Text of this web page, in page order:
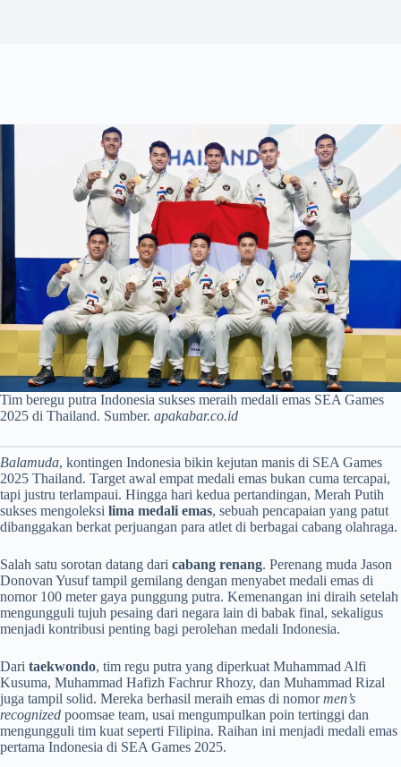
Tim beregu putra Indonesia sukses meraih medali emas SEA Games
2025 di Thailand. Sumber. apakabar.co.id
Balamuda, kontingen Indonesia bikin kejutan manis di SEA Games
2025 Thailand. Target awal empat medali emas bukan cuma tercapai,
tapi justru terlampaui. Hingga hari kedua pertandingan, Merah Putih
sukses mengoleksi lima medali emas, sebuah pencapaian yang patut
dibanggakan berkat perjuangan para atlet di berbagai cabang olahraga.
Salah satu sorotan datang dari cabang renang. Perenang muda Jason
Donovan Yusuf tampil gemilang dengan menyabet medali emas di
nomor 100 meter gaya punggung putra. Kemenangan ini diraih setelah
mengungguli tujuh pesaing dari negara lain di babak final, sekaligus
menjadi kontribusi penting bagi perolehan medali Indonesia.
Dari taekwondo, tim regu putra yang diperkuat Muhammad Alfi
Kusuma, Muhammad Hafizh Fachrur Rhozy, dan Muhammad Rizal
juga tampil solid. Mereka berhasil meraih emas di nomormen’s
recognized poomsae team, usai mengumpulkan poin tertinggi dan
mengungguli tim kuat seperti Filipina. Raihan ini menjadi medali emas
pertama Indonesia di SEA Games 2025.